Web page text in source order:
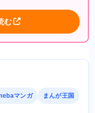
む
マンガ まんが王国